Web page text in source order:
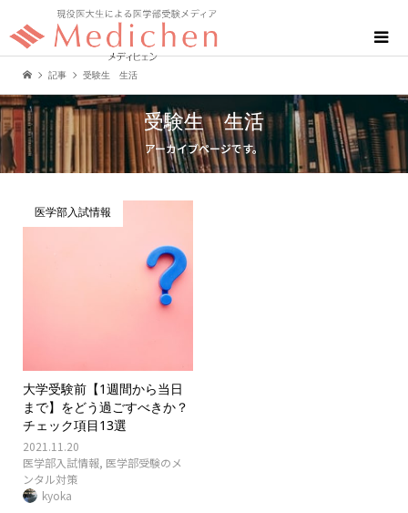
記事 受験生 生活
受験生 生活
アーカイブページです。
医学部入試情報
大学受験前【1週間から当日
まで】をどう過ごすべきか？
チェック項目13選
2021.11.20
医学部入試情報, 医学部受験のメ
ンタル対策
kyoka